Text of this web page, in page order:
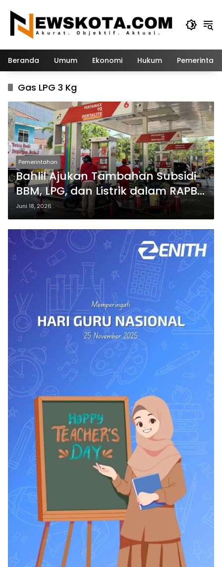
konten
Beranda Umum Ekonomi Hukum
Gas LPG 3 Kg
Pemerintahan
Bahlil Ajukan Tambahan Subsidi
BBM, LPG, dan Listrik dalam RAPBN
2027
Juni 18, 2026